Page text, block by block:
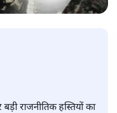
राजनीतिक हस्तियों का